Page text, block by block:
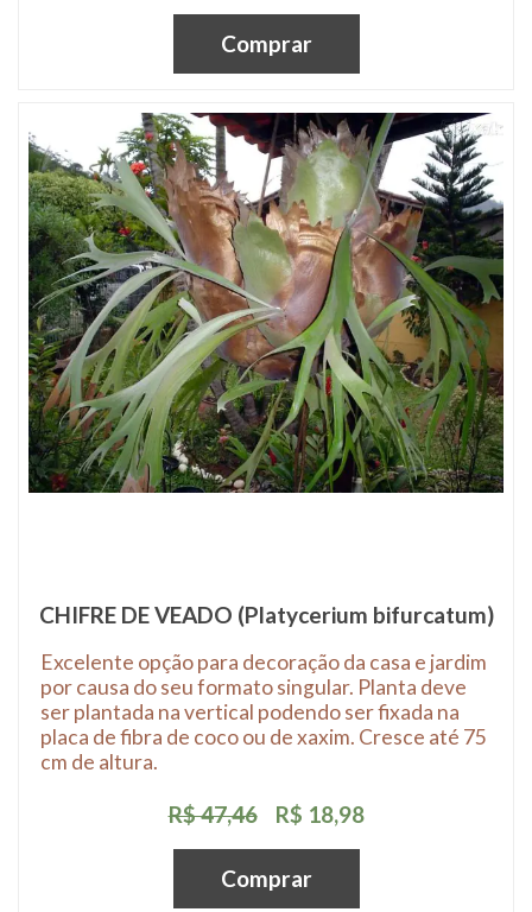
Comprar
CHIFRE DE VEADO (Platycerium bifurcatum)
Excelente opção para decoração da casa e jardim
por causa do seu formato singular. Planta deve
ser plantada na vertical podendo ser fixada na
placa de fibra de coco ou de xaxim. Cresce até 75
cm de altura.
R$ 47,46 R$ 18,98
Comprar